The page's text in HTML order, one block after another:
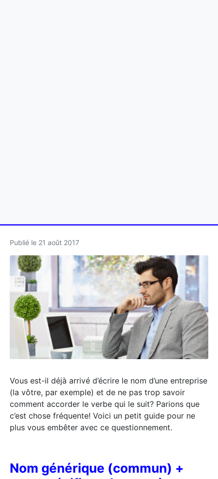
Publié le 21 août 2017
Vous est-il déjà arrivé d’écrire le nom d’une entreprise
(la vôtre, par exemple) et de ne pas trop savoir
comment accorder le verbe qui le suit? Parions que
c’est chose fréquente! Voici un petit guide pour ne
plus vous embêter avec ce questionnement.
Nom générique (commun) +